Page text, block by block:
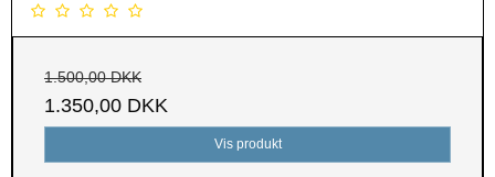
1.500,00 DKK
1.350,00 DKK
Vis produkt